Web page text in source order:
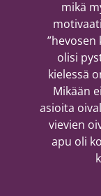
mikä
olisi
kielessä
Mikään
asioita
vievien
apu oli